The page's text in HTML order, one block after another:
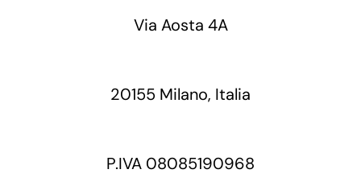
Via Aosta 4A
20155 Milano, Italia
P.IVA 08085190968